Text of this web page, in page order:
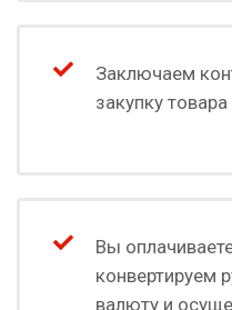
Заключаем
закупку товара
Вы
конвертируем
валюту и